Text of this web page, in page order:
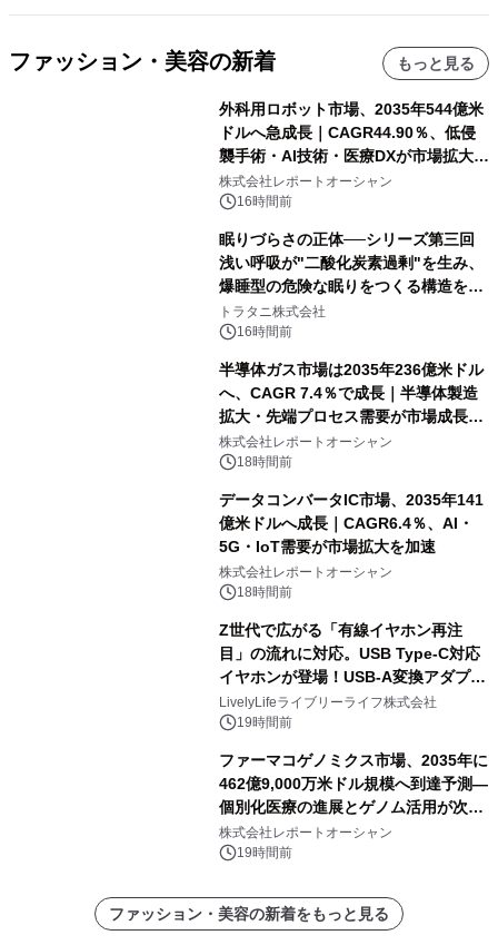
ファッション・美容の新着 もっと見る
外科用ロボット市場、2035年544億米
ドルへ急成長｜CAGR44.90％、低侵
襲手術・AI技術・医療DXが市場拡大を
牽引
株式会社レポートオーシャン
16時間前
眠りづらさの正体──シリーズ第三回
浅い呼吸が"二酸化炭素過剰"を生み、
爆睡型の危険な眠りをつくる構造を解
説
トラタニ株式会社
16時間前
半導体ガス市場は2035年236億米ドル
へ、CAGR 7.4％で成長｜半導体製造
拡大・先端プロセス需要が市場成長を
加速
株式会社レポートオーシャン
18時間前
データコンバータIC市場、2035年141
億米ドルへ成長｜CAGR6.4％、AI・
5G・IoT需要が市場拡大を加速
株式会社レポートオーシャン
18時間前
Z世代で広がる「有線イヤホン再注
目」の流れに対応。USB Type-C対応
イヤホンが登場！USB-A変換アダプタ
ー付きでスマホからパソコンまで幅広
く活用可能
LivelyLifeライブリーライフ株式会社
19時間前
ファーマコゲノミクス市場、2035年に
462億9,000万米ドル規模へ到達予測―
個別化医療の進展とゲノム活用が次世
代ヘルスケア投資を加速
株式会社レポートオーシャン
19時間前
ファッション・美容の新着をもっと見る